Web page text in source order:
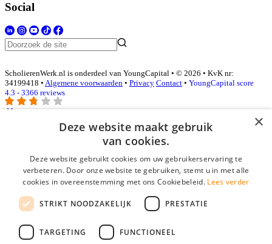
Social
ScholierenWerk.nl is onderdeel van YoungCapital • © 2026 • KvK nr:
34199418 • Algemene voorwaarden • Privacy Contact • YoungCapital score
4.3 - 3366 reviews
E-mail*
Wachtwoord
login gegevens onthouden
login
×
Deze website maakt gebruik
van cookies.
Deze website gebruikt cookies om uw gebruikerservaring te
verbeteren. Door onze website te gebruiken, stemt u in met alle
cookies in overeenstemming met ons Cookiebeleid. Lees verder
STRIKT NOODZAKELIJK PRESTATIE
TARGETING FUNCTIONEEL